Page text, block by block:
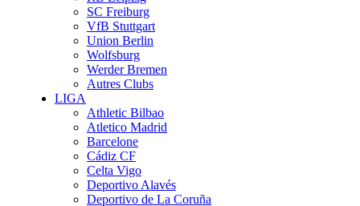
SC Freiburg
VfB Stuttgart
Union Berlin
Wolfsburg
Werder Bremen
Autres Clubs
LIGA
Athletic Bilbao
Atletico Madrid
Barcelone
Cádiz CF
Celta Vigo
Deportivo Alavés
Deportivo de La Coruña